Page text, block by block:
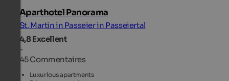
Aparthotel Panorama
St. Martin in Passeier in Passeiertal
4,8Excellent
-
45 Commentaires
Luxurious apartments